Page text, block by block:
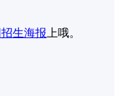
招生海报 上哦。